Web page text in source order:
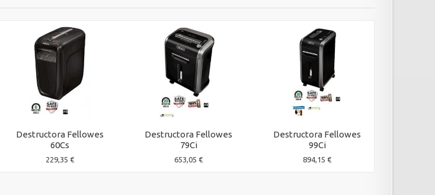
Destructora Fellowes
60Cs
229,35 €
Destructora Fellowes
79Ci
653,05 €
Destructora Fellowes
99Ci
894,15 €